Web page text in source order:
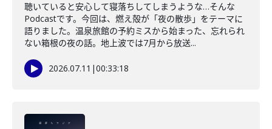
聴いていると安心して寝落ちしてしまうような…そんな
Podcastです。今回は、燃え殻が「夜の散歩」をテーマに
語りました。温泉旅館の予約ミスから始まった、忘れられ
ない箱根の夜の話。地上波では7月から放送...
2026.07.11 |00:33:18